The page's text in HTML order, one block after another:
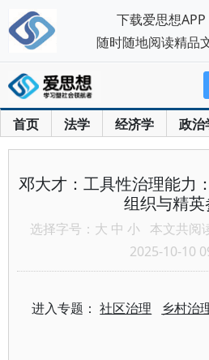
首页 法学 经济学 政治
邓大才：工具性治理能力
组织与精英
选择字号： 大 中 小 本文共阅
2025-10-10
进入专题：社区治理 乡村治
下载爱思想APP
随时随地阅读精品